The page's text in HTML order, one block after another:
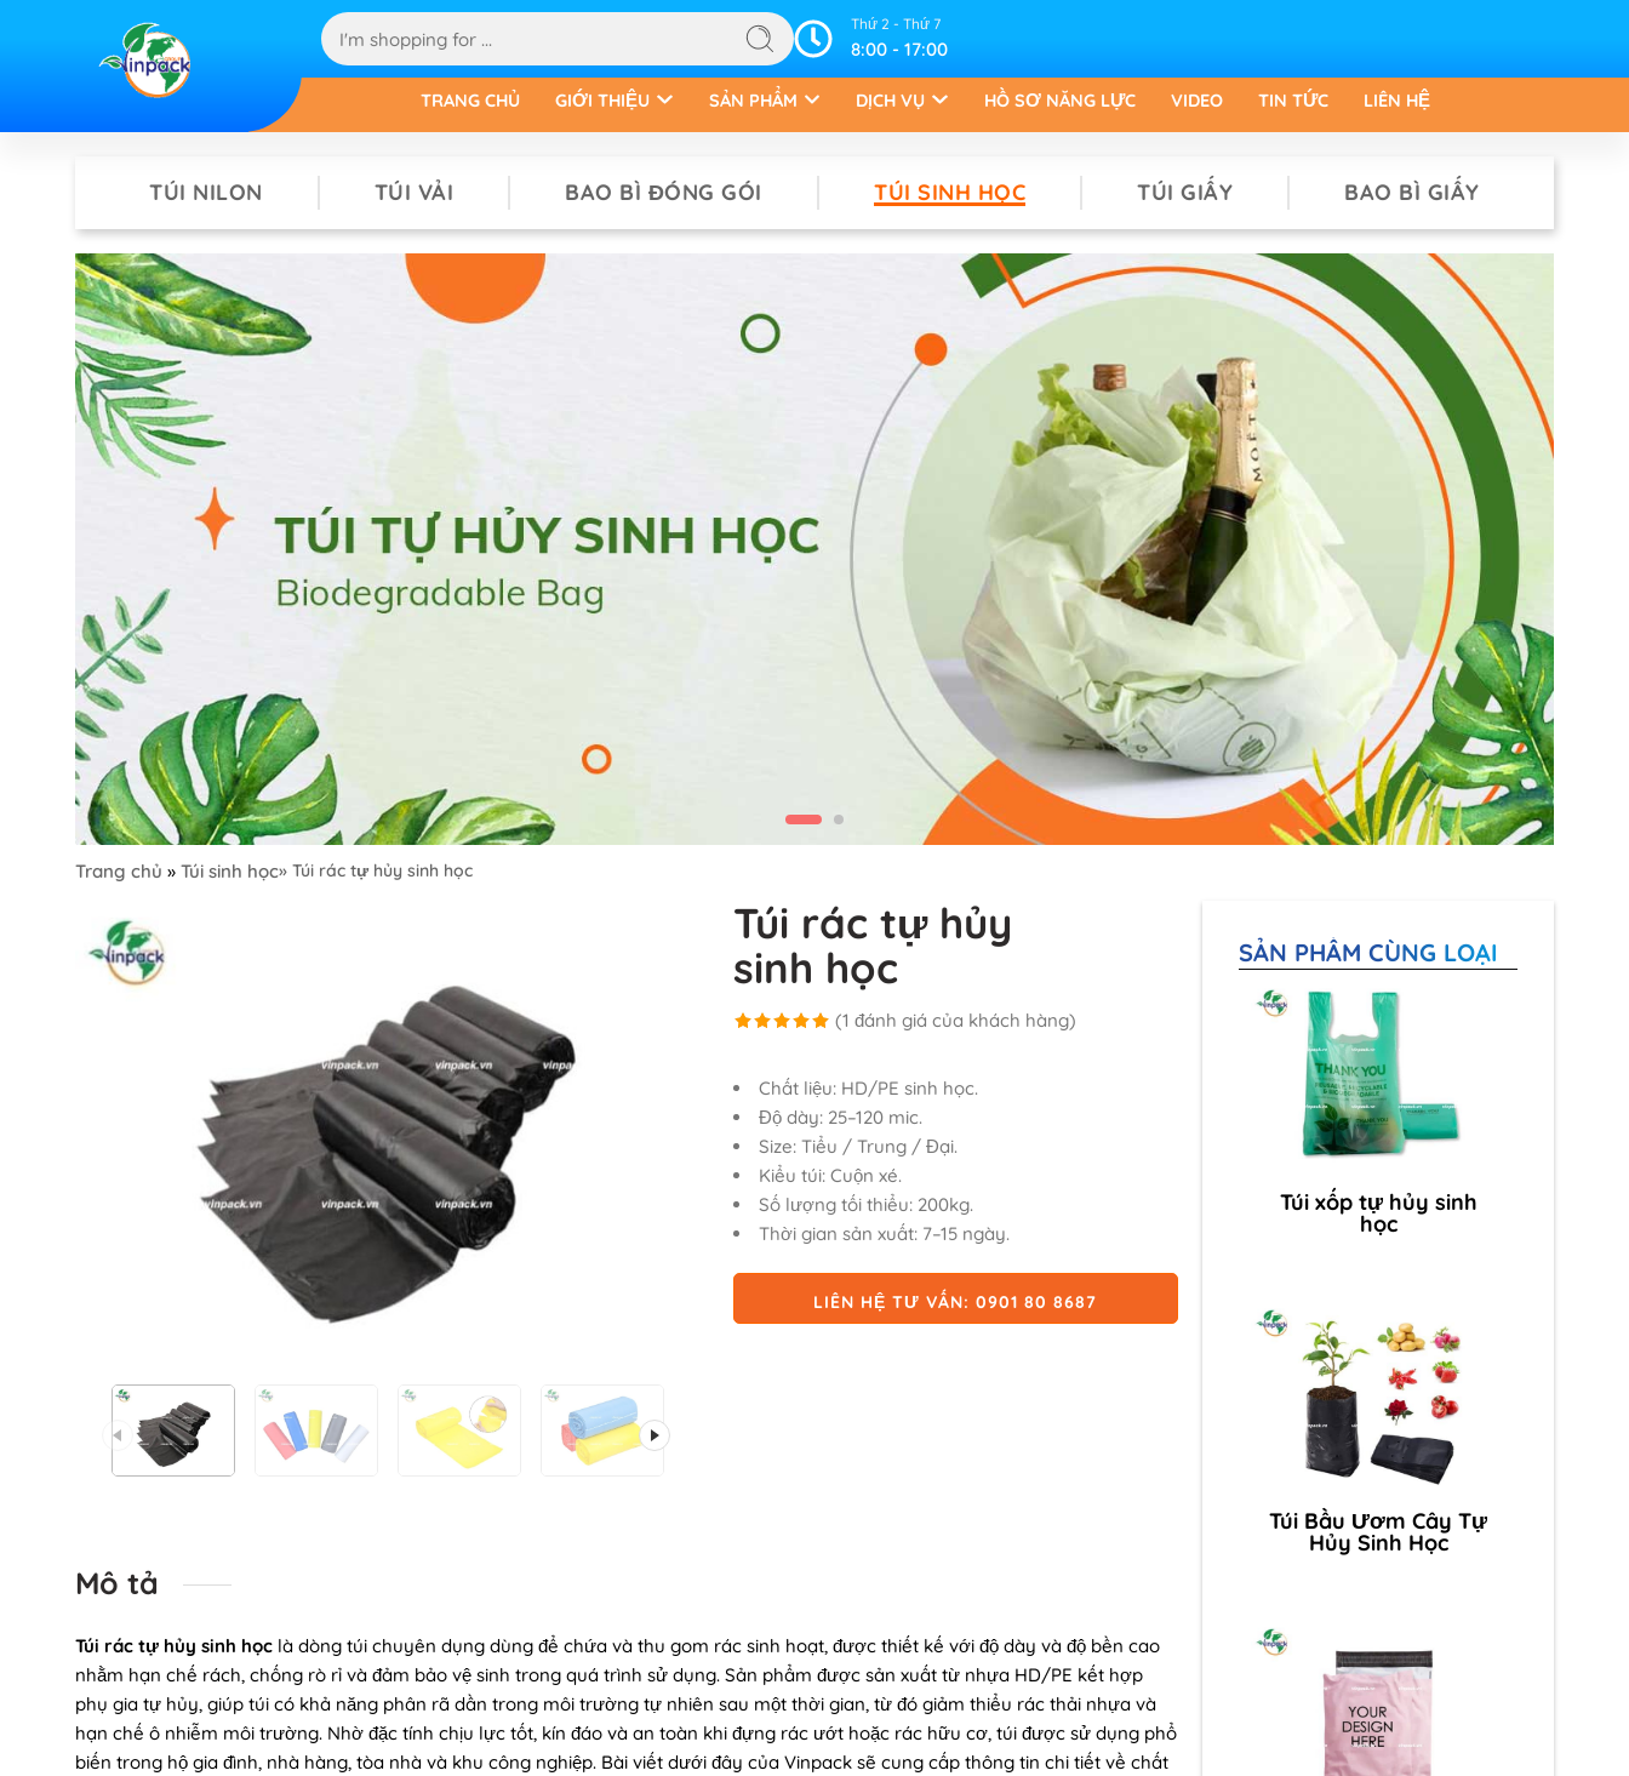
Thứ 2 - Thứ 7
8:00 - 17:00
TRANG CHỦ GIỚI THIỆU SẢN PHẨM DỊCH VỤ HỒ SƠ NĂNG LỰC VIDEO TIN TỨC LIÊN HỆ
TÚI NILON TÚI VẢI BAO BÌ ĐÓNG GÓI TÚI SINH HỌC TÚI GIẤY BAO BÌ GIẤY
Trang chủ » Túi sinh học» Túi rác tự hủy sinh học
Túi rác tự hủy
sinh học
dựa trên
đánh giá
(1 đánh giá của khách hàng)
Chất liệu: HD/PE sinh học.
Độ dày: 25–120 mic.
Size: Tiểu / Trung / Đại.
Kiểu túi: Cuộn xé.
Số lượng tối thiểu: 200kg.
Thời gian sản xuất: 7–15 ngày.
LIÊN HỆ TƯ VẤN: 0901 80 8687
Mô tả
Túi rác tự hủy sinh học là dòng túi chuyên dụng dùng để chứa và thu gom rác sinh hoạt, được thiết kế với độ dày và độ bền cao
nhằm hạn chế rách, chống rò rỉ và đảm bảo vệ sinh trong quá trình sử dụng. Sản phẩm được sản xuất từ nhựa HD/PE kết hợp
phụ gia tự hủy, giúp túi có khả năng phân rã dần trong môi trường tự nhiên sau một thời gian, từ đó giảm thiểu rác thải nhựa và
hạn chế ô nhiễm môi trường. Nhờ đặc tính chịu lực tốt, kín đáo và an toàn khi đựng rác ướt hoặc rác hữu cơ, túi được sử dụng phổ
biến trong hộ gia đình, nhà hàng, tòa nhà và khu công nghiệp. Bài viết dưới đây của Vinpack sẽ cung cấp thông tin chi tiết về chất
SẢN PHẨM CÙNG LOẠI
Túi xốp tự hủy sinh
học
Túi Bầu Ươm Cây Tự
Hủy Sinh Học